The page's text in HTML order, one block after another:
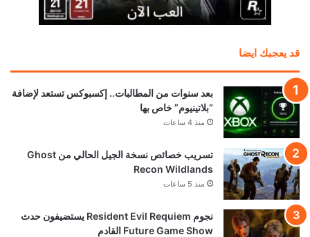
قد يعجبك ايضا
بعد سنوات من المطالبات.. إكسبوكس تستعد لإضافة
“بلاتينيوم” خاص بها
منذ 4 ساعات
تسريب خصائص نسخة الجيل الحالي من Ghost
Recon Wildlands
منذ 5 ساعات
نجوم Resident Evil Requiem يستضيفون حدث
Future Game Show القادم